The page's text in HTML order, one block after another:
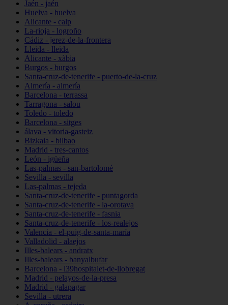
Jaén - jaén
Huelva - huelva
Alicante - calp
La-rioja - logroño
Cádiz - jerez-de-la-frontera
Lleida - lleida
Alicante - xàbia
Burgos - burgos
Santa-cruz-de-tenerife - puerto-de-la-cruz
Almería - almería
Barcelona - terrassa
Tarragona - salou
Toledo - toledo
Barcelona - sitges
álava - vitoria-gasteiz
Bizkaia - bilbao
Madrid - tres-cantos
León - igüeña
Las-palmas - san-bartolomé
Sevilla - sevilla
Las-palmas - tejeda
Santa-cruz-de-tenerife - puntagorda
Santa-cruz-de-tenerife - la-orotava
Santa-cruz-de-tenerife - fasnia
Santa-cruz-de-tenerife - los-realejos
Valencia - el-puig-de-santa-maría
Valladolid - alaejos
Illes-balears - andratx
Illes-balears - banyalbufar
Barcelona - l39hospitalet-de-llobregat
Madrid - pelayos-de-la-presa
Madrid - galapagar
Sevilla - utrera